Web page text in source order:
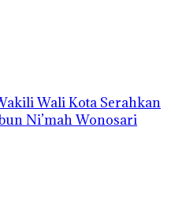
Wali Kota Serahkan
Ni’mah Wonosari